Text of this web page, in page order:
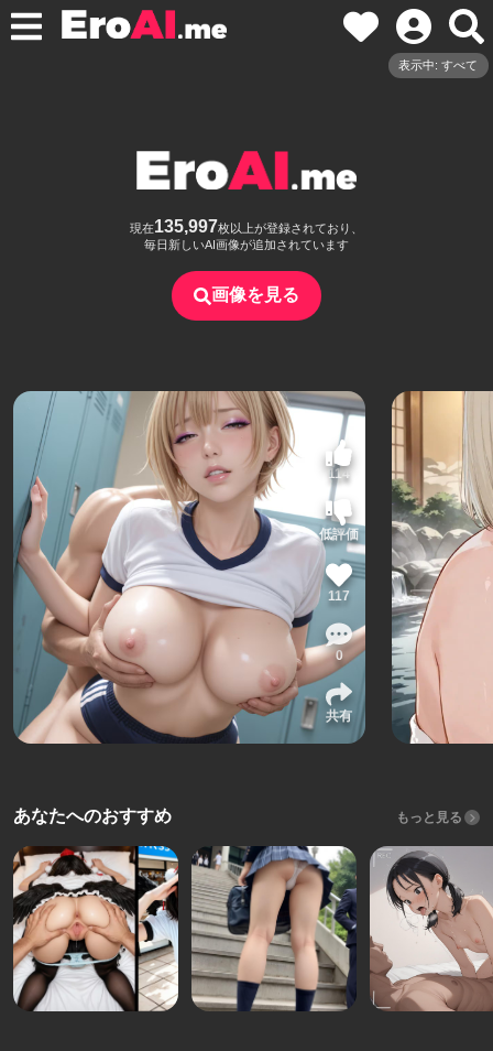
表示中: すべて
現在135,997枚以上が登録されており、
毎日新しいAI画像が追加されています
画像を見る
114
低評価
117
0
共有
あなたへのおすすめ もっと見る